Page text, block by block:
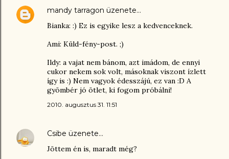
mandy tarragon üzenete…
Bianka: :) Ez is egyike lesz a kedvenceknek.
Ami: Küld-fény-post. ;)
Ildy: a vajat nem bánom, azt imádom, de ennyi
cukor nekem sok volt, másoknak viszont ízlett
így is :) Nem vagyok édesszájú, ez van :D A
gyömbér jó ötlet, ki fogom próbálni!
2010. augusztus 31. 11:51
Csibe üzenete…
Jöttem én is, maradt még?